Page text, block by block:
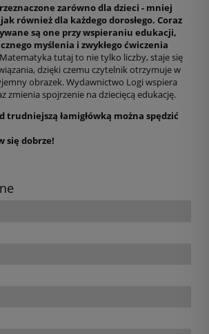
zarówno dla dzieci - mniej
również dla każdego dorosłego. Coraz
są one przy wspieraniu edukacji,
myślenia i zwykłego ćwiczenia
Matematyka tutaj to nie tylko liczby, staje się
dzięki czemu czytelnik otrzymuje w
obrazek. Wydawnictwo Logi wspiera
zmienia spojrzenie na dziecięcą edukację.
trudniejszą łamigłówką można spędzić
się dobrze!